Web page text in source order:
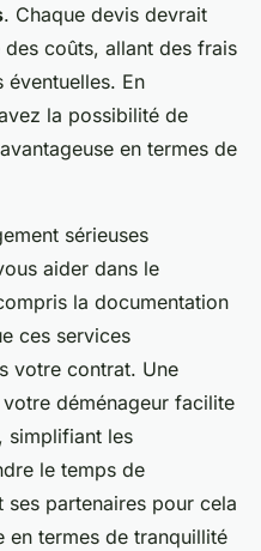
. Chaque devis devrait
coûts, allant des frais
éventuelles. En
la possibilité de
en termes de
sérieuses
aider dans le
la documentation
ces services
votre contrat. Une
déménageur facilite
simplifiant les
le temps de
ses partenaires pour cela
en termes de tranquillité